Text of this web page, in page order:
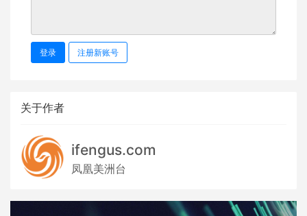
登录 注册新账号
关于作者
ifengus.com
凤凰美洲台